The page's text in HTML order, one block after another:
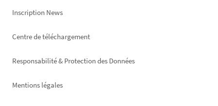
Inscription News
Footer
Centre de téléchargement
Responsabilité & Protection des Données
Mentions légales